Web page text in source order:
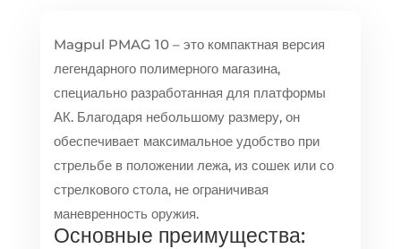
Magpul PMAG 10 – это компактная версия
легендарного полимерного магазина,
специально разработанная для платформы
АК. Благодаря небольшому размеру, он
обеспечивает максимальное удобство при
стрельбе в положении лежа, из сошек или со
стрелкового стола, не ограничивая
маневренность оружия.
Основные преимущества: